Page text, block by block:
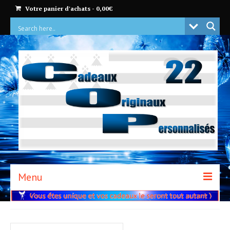
Votre panier d'achats - 0,00€
Menu
BOUTIQUE